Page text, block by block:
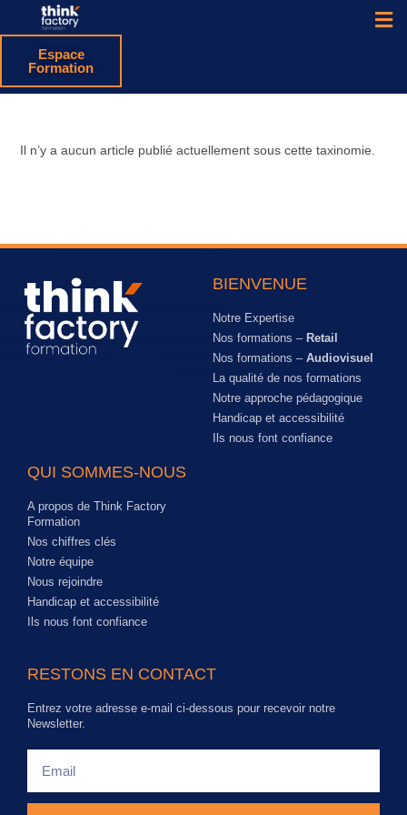
Espace
Formation
Il n’y a aucun article publié actuellement sous cette taxinomie.
BIENVENUE
Notre Expertise
Nos formations – Retail
Nos formations – Audiovisuel
La qualité de nos formations
Notre approche pédagogique
Handicap et accessibilité
Ils nous font confiance
QUI SOMMES-NOUS
A propos de Think Factory
Formation
Nos chiffres clés
Notre équipe
Nous rejoindre
Handicap et accessibilité
Ils nous font confiance
RESTONS EN CONTACT
Entrez votre adresse e-mail ci-dessous pour recevoir notre
Newsletter.